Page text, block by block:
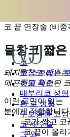
코
들창코·짧은
콧볼 축소
매부리코 성형
휜 코 성형
무보형물 코성
코 재수술
그 외
코 끝 연장술 (비
들창코·짧
돼지코 스트레스
매끈하고 세련된
이런 고민이 있는
분에게 적합합니
코가 짧고 코
코 끝이 올라